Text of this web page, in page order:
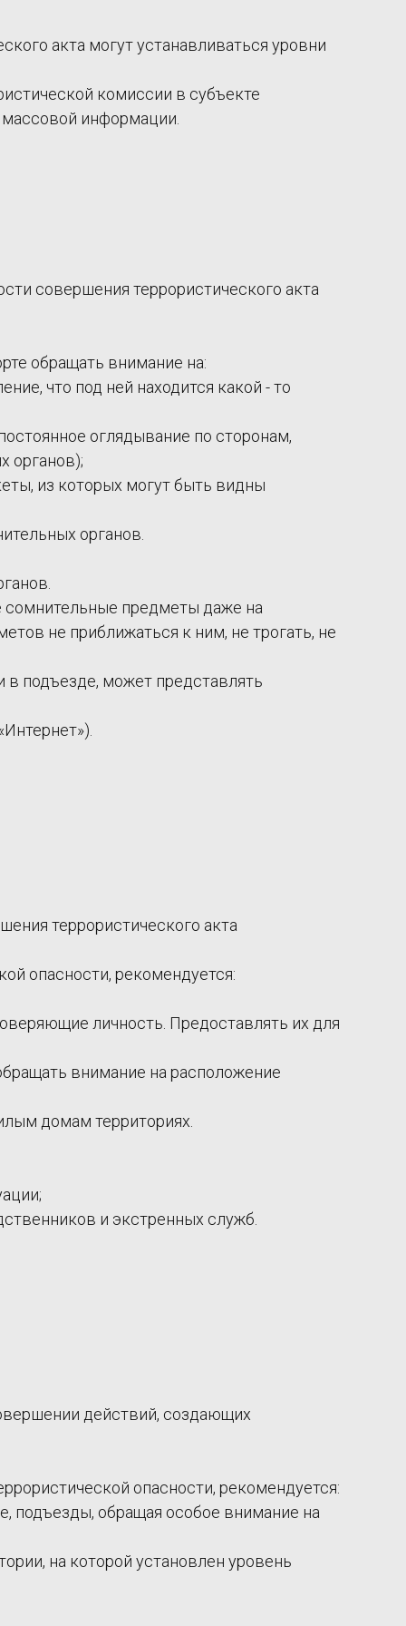
акта могут устанавливаться уровни
комиссии в субъекте
информации.
совершения террористического акта
обращать внимание на:
что под ней находится какой - то
оглядывание по сторонам,
органов);
из которых могут быть видны
органов.
сомнительные предметы даже на
не приближаться к ним, не трогать, не
подъезде, может представлять
террористического акта
опасности, рекомендуется:
личность. Предоставлять их для
внимание на расположение
домам территориях.
и экстренных служб.
действий, создающих
опасности, рекомендуется:
подъезды, обращая особое внимание на
на которой установлен уровень